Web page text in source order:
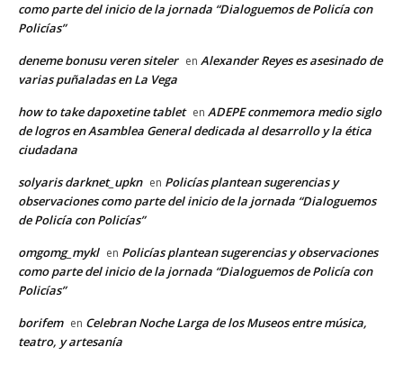
como parte del inicio de la jornada “Dialoguemos de Policía con
Policías”
deneme bonusu veren siteler en Alexander Reyes es asesinado de
varias puñaladas en La Vega
how to take dapoxetine tablet en ADEPE conmemora medio siglo
de logros en Asamblea General dedicada al desarrollo y la ética
ciudadana
solyaris darknet_upkn en Policías plantean sugerencias y
observaciones como parte del inicio de la jornada “Dialoguemos
de Policía con Policías”
omgomg_mykl en Policías plantean sugerencias y observaciones
como parte del inicio de la jornada “Dialoguemos de Policía con
Policías”
borifem en Celebran Noche Larga de los Museos entre música,
teatro, y artesanía